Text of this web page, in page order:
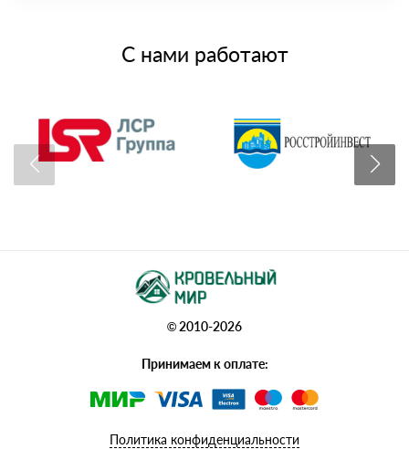
С нами работают
© 2010-2026
Принимаем к оплате:
Политика конфиденциальности